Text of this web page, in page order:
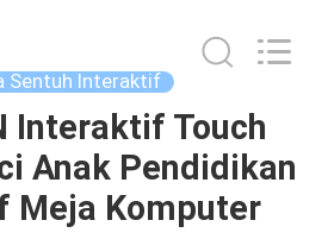
Sentuh Interaktif
Interaktif Touch
Anak Pendidikan
Meja Komputer